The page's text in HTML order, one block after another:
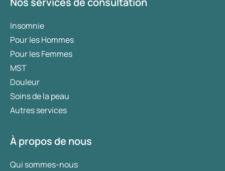
Insomnie
Pour les Hommes
Pour les Femmes
MST
Douleur
Soins de la peau
Autres services
À propos de nous
Qui sommes-nous